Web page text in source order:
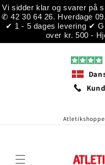
Vi sidder klar og svarer på
✆ 42 30 64 26. Hverdage
✔ 1 - 5 dages levering ✔
over kr. 500 -
Gå til
indhold